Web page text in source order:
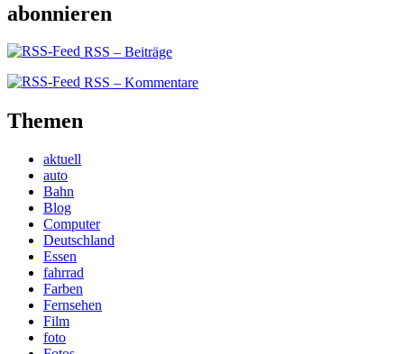
abonnieren
RSS – Beiträge
RSS – Kommentare
Themen
aktuell
auto
Bahn
Blog
Computer
Deutschland
Essen
fahrrad
Farben
Fernsehen
Film
foto